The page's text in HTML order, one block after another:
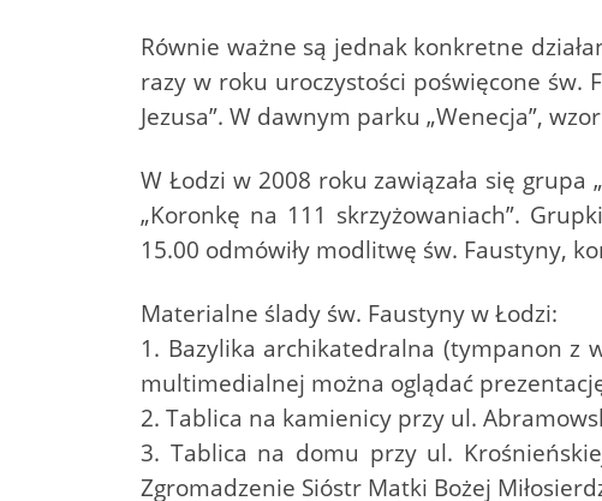
Równie ważne są jednak konkretne
razy w roku uroczystości poświęcone
Jezusa”. W dawnym parku „Wenecja”,
W Łodzi w 2008 roku zawiązała się grupa
„Koronkę na 111 skrzyżowaniach”.
15.00 odmówiły modlitwę św. Faustyny,
Materialne ślady św. Faustyny w Łodzi:
1. Bazylika archikatedralna (tympanon z
multimedialnej można oglądać
2. Tablica na kamienicy przy ul.
3. Tablica na domu przy ul.
Zgromadzenie Sióstr Matki Bożej